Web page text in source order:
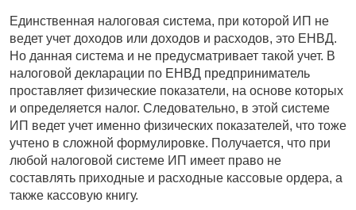
Единственная налоговая система, при которой ИП не
ведет учет доходов или доходов и расходов, это ЕНВД.
Но данная система и не предусматривает такой учет. В
налоговой декларации по ЕНВД предприниматель
проставляет физические показатели, на основе которых
и определяется налог. Следовательно, в этой системе
ИП ведет учет именно физических показателей, что тоже
учтено в сложной формулировке. Получается, что при
любой налоговой системе ИП имеет право не
составлять приходные и расходные кассовые ордера, а
также кассовую книгу.